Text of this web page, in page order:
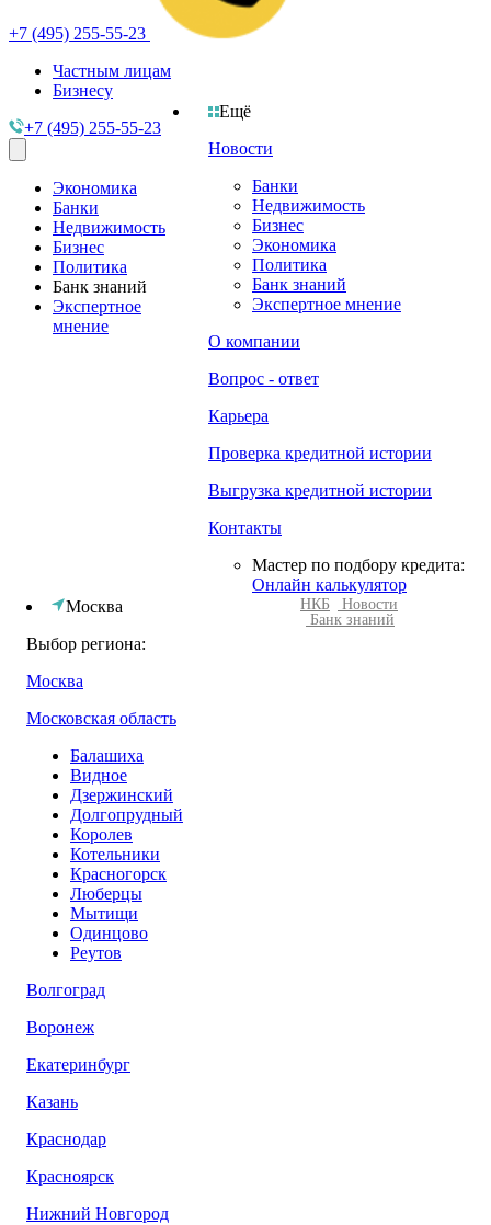
+7 (495) 255-55-23
Частным лицам
Бизнесу
Ещё
Новости
Банки
Недвижимость
Бизнес
Экономика
Политика
Банк знаний
Экспертное мнение
О компании
Вопрос - ответ
Карьера
Проверка кредитной истории
Выгрузка кредитной истории
Контакты
Мастер по подбору кредита:
Онлайн калькулятор
Москва
Выбор региона:
Москва
Московская область
Балашиха
Видное
Дзержинский
Долгопрудный
Королев
Котельники
Красногорск
Люберцы
Мытищи
Одинцово
Реутов
Волгоград
Воронеж
Екатеринбург
Казань
Краснодар
Красноярск
Нижний Новгород
+7 (495) 255-55-23
Экономика
Банки
Недвижимость
Бизнес
Политика
Банк знаний
Экспертное
мнение
НКБ
Новости
Банк знаний